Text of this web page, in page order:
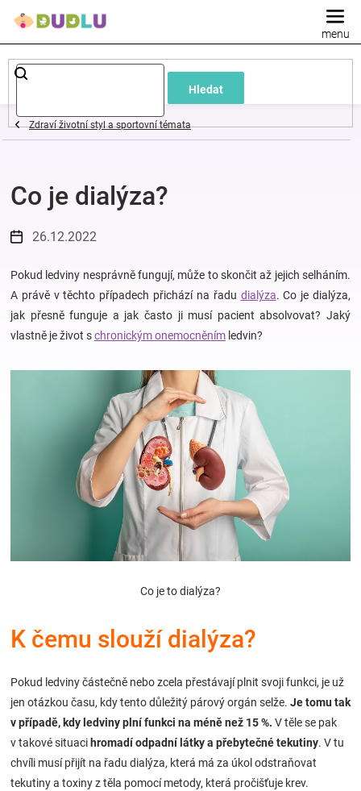
Hledat
Dětské
a
oblečení
Pokojíček
a
kojenecká
Novinky
Značky
Blog
Zdraví životní styl a sportovní témata
Co je dialýza?
26.12.2022
Pokud ledviny nesprávně fungují, může to skončit až jejich selháním.
A právě v těchto případech přichází na řadu dialýza. Co je dialýza,
jak přesně funguje a jak často ji musí pacient absolvovat? Jaký
vlastně je život schronickým onemocněním ledvin?
Co je to dialýza?
K čemu slouží dialýza?
Pokud ledviny částečně nebo zcela přestávají plnit svoji funkci, je už
jen otázkou času, kdy tento důležitý párový orgán selže. Je tomu tak
v případě, kdy ledviny plní funkci na méně než 15 %. V těle se pak
v takové situaci hromadí odpadní látky a přebytečné tekutiny. V tu
chvíli musí přijít na řadu dialýza, která má za úkol odstraňovat
tekutiny a toxiny z těla pomocí metody, která pročišťuje krev.